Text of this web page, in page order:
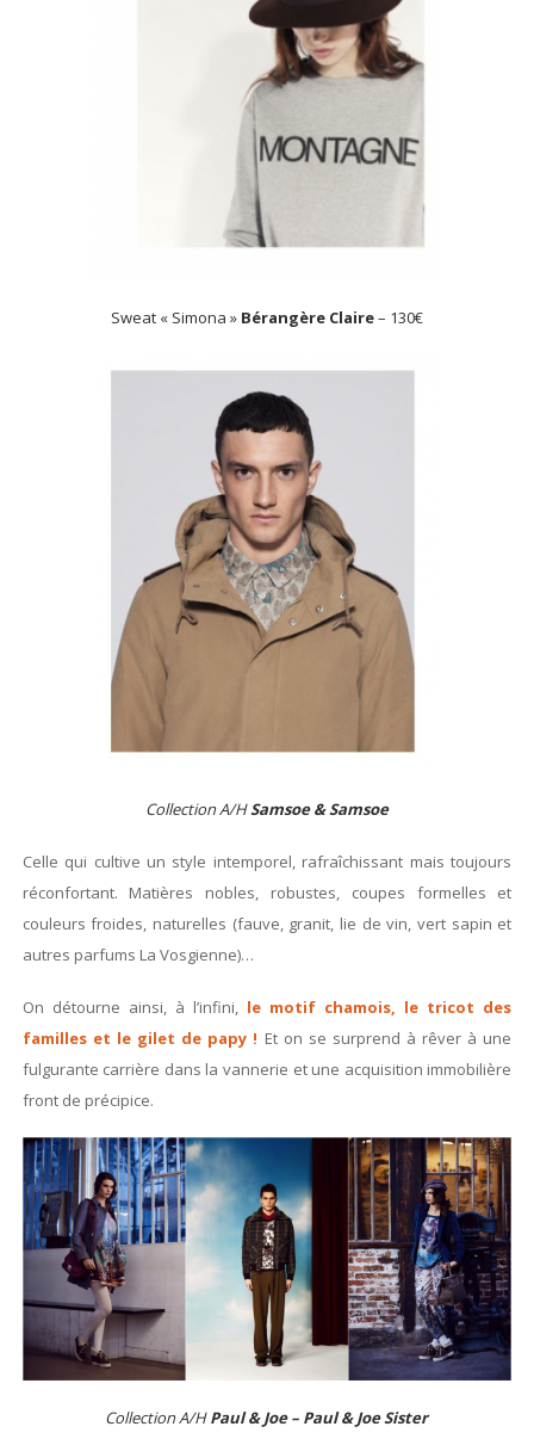
Sweat « Simona » Bérangère Claire– 130€
Collection A/HSamsoe & Samsoe
Celle qui cultive un style intemporel, rafraîchissant mais toujours
réconfortant. Matières nobles, robustes, coupes formelles et
couleurs froides, naturelles (fauve, granit, lie de vin, vert sapin et
autres parfums La Vosgienne)…
On détourne ainsi, à l’infini, le motif chamois, le tricot des
familles et le gilet de papy ! Et on se surprend à rêver à une
fulgurante carrière dans la vannerie et une acquisition immobilière
front de précipice.
Collection A/HPaul & Joe – Paul & Joe Sister